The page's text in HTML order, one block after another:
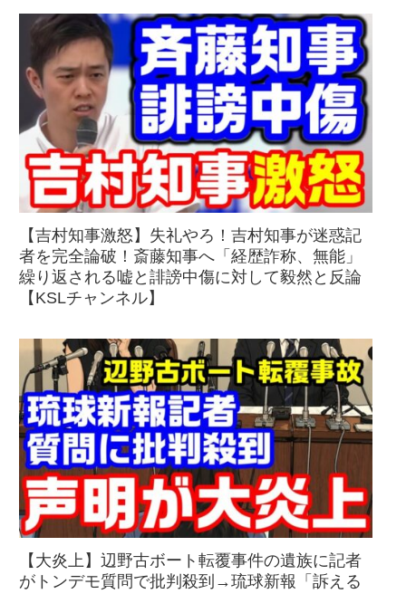
【吉村知事激怒】失礼やろ！吉村知事が迷惑記
者を完全論破！斎藤知事へ「経歴詐称、無能」
繰り返される嘘と誹謗中傷に対して毅然と反論
【KSLチャンネル】
【大炎上】辺野古ボート転覆事件の遺族に記者
がトンデモ質問で批判殺到→琉球新報「訴える